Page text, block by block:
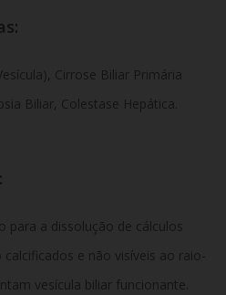
Cirrose Biliar Primária
Biliar, Colestase Hepática.
para a dissolução de cálculos
e não visíveis ao raio-
vesícula biliar funcionante.